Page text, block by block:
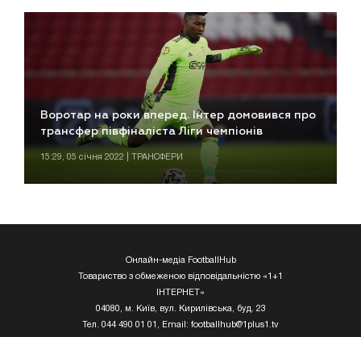
Воротар на роки вперед. Інтер домовився про
трансфер півфіналіста Ліги чемпіонів
15:29, 05 січня 2022 | ТРАНСФЕРИ
Онлайн-медіа FootballHub
Товариство з обмеженою відповідальністю «1+1
ІНТЕРНЕТ»
04080, м. Київ, вул. Кирилівська, буд. 23
Тел. 044 490 01 01, Email: footballhub@1plus1.tv